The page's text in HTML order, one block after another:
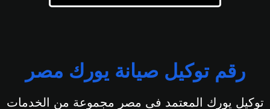
رقم توكيل صيانة يورك مصر
توكيل يورك المعتمد فى مصر مجموعة من الخدمات